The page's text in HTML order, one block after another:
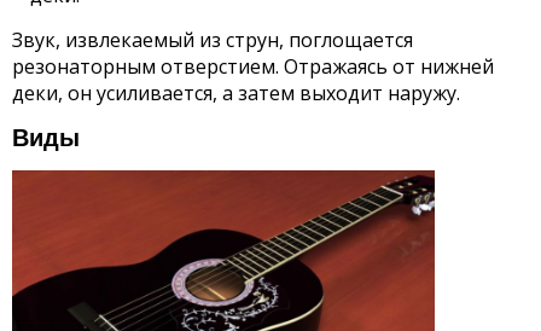
Звук, извлекаемый из струн, поглощается
резонаторным отверстием. Отражаясь от нижней
деки, он усиливается, а затем выходит наружу.
Виды